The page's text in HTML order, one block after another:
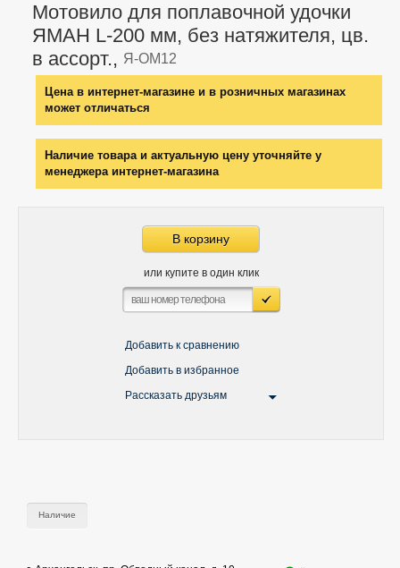
Мотовило для поплавочной удочки
ЯМАН L-200 мм, без натяжителя, цв.
в ассорт., Я-ОМ12
Цена в интернет-магазине и в розничных магазинах
может отличаться
Наличие товара и актуальную цену уточняйте у
менеджера интернет-магазина
В корзину
или купите в один клик
Добавить к сравнению
Добавить в избранное
Рассказать друзьям
Наличие